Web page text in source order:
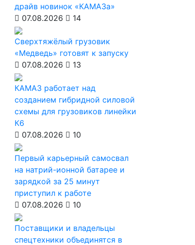
драйв новинок «КАМАЗа»
07.08.2026
14
Сверхтяжёлый грузовик
«Медведь» готовят к запуску
07.08.2026
13
КАМАЗ работает над
созданием гибридной силовой
схемы для грузовиков линейки
К6
07.08.2026
10
Первый карьерный самосвал
на натрий-ионной батарее и
зарядкой за 25 минут
приступил к работе
07.08.2026
10
Поставщики и владельцы
спецтехники объединятся в